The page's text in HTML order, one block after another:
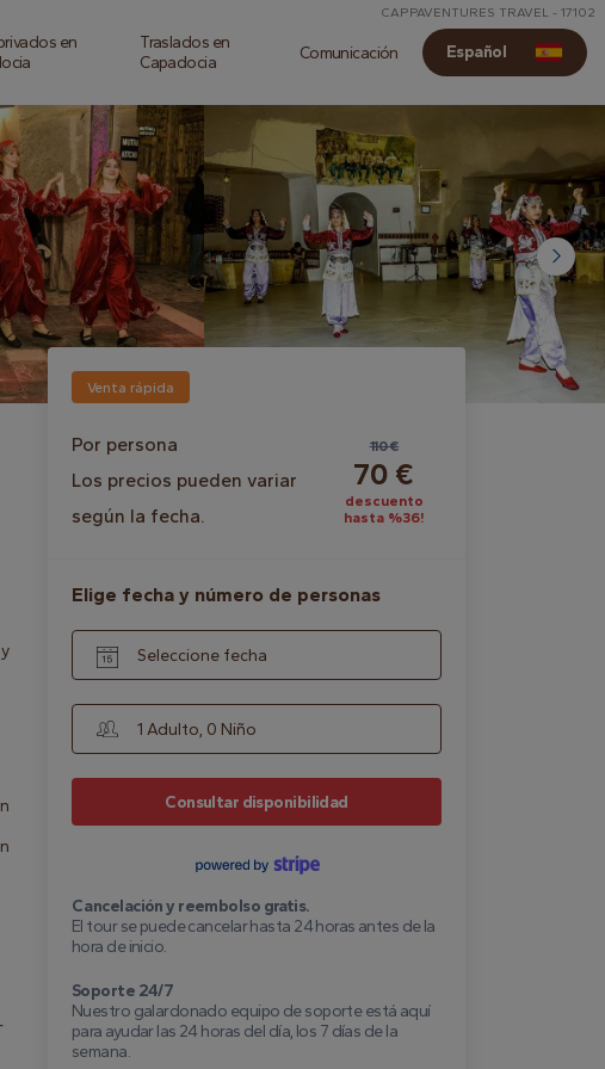
CAPPAVENTURES TRAVEL - 17102
en
Traslados en
Capadocia
Comunicación Español
Venta rápida
Por persona
Los precios pueden variar
según la fecha.
110 €
70 €
descuento
hasta %36!
Elige fecha y número de personas
Seleccione fecha
1 Adulto, 0 Niño
Consultar disponibilidad
Cancelación y reembolso gratis.
El tour se puede cancelar hasta 24 horas antes de la
hora de inicio.
Soporte 24/7
Nuestro galardonado equipo de soporte está aquí
para ayudar las 24 horas del día, los 7 días de la
semana.